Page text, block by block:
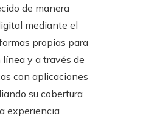
de manera
mediante el
propias para
y a través de
con aplicaciones
su cobertura
experiencia